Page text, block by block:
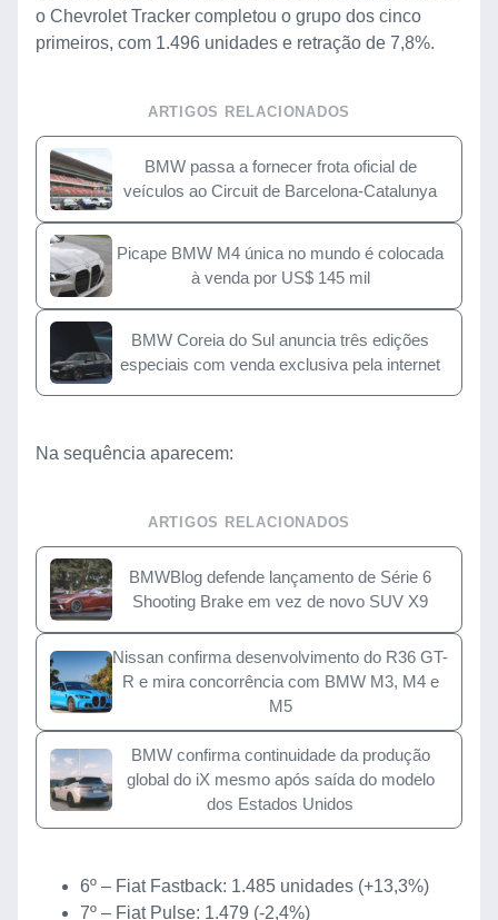
o Chevrolet Tracker completou o grupo dos cinco
primeiros, com 1.496 unidades e retração de 7,8%.
ARTIGOS RELACIONADOS
BMW passa a fornecer frota oficial de
veículos ao Circuit de Barcelona-Catalunya
Picape BMW M4 única no mundo é colocada
à venda por US$ 145 mil
BMW Coreia do Sul anuncia três edições
especiais com venda exclusiva pela internet
Na sequência aparecem:
ARTIGOS RELACIONADOS
BMWBlog defende lançamento de Série 6
Shooting Brake em vez de novo SUV X9
Nissan confirma desenvolvimento do R36 GT-
R e mira concorrência com BMW M3, M4 e
M5
BMW confirma continuidade da produção
global do iX mesmo após saída do modelo
dos Estados Unidos
6º – Fiat Fastback: 1.485 unidades (+13,3%)
7º – Fiat Pulse: 1.479 (-2,4%)